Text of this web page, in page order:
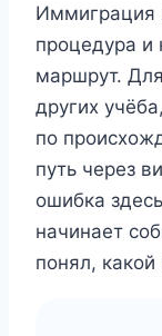
Иммиграция
процедура и
маршрут.
других
по
путь через
ошибка
начинает
понял,